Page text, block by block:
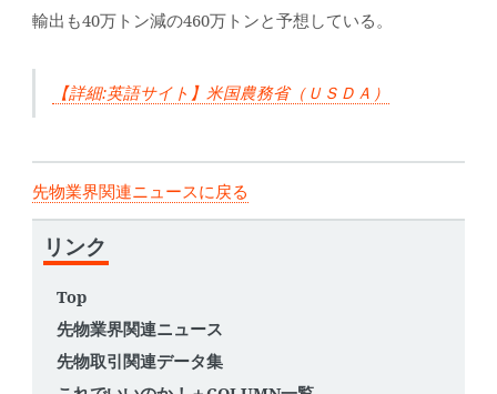
輸出も40万トン減の460万トンと予想している。
【詳細:英語サイト】米国農務省（ＵＳＤＡ）
先物業界関連ニュースに戻る
リンク
Top
先物業界関連ニュース
先物取引関連データ集